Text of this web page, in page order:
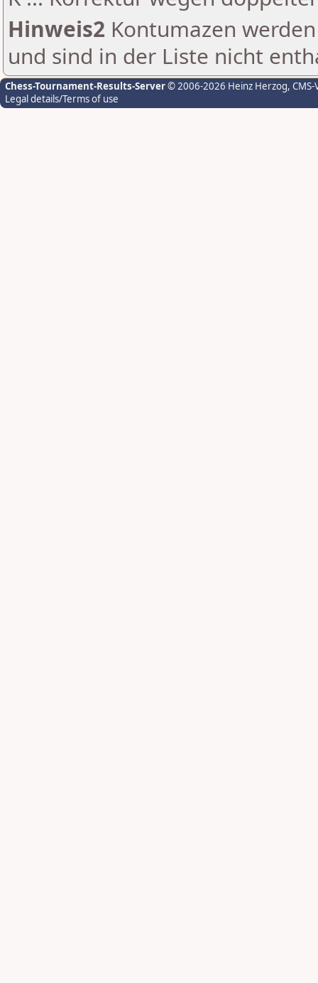
Hinweis2 Kontumazen
und sind in der Liste nicht
Chess-Tournament-Results-Server© 2006-2026 Heinz Herzog,
Legal details/Terms of use